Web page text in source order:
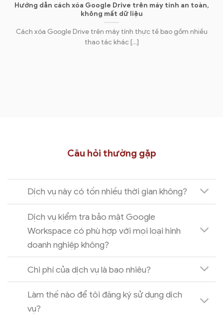
Hướng dẫn cách xóa Google Drive trên máy tính an toàn,
không mất dữ liệu
Cách xóa Google Drive trên máy tính thực tế bao gồm nhiều
thao tác khác [...]
Câu hỏi thường gặp
Dịch vụ này có tốn nhiều thời gian không?
Dịch vụ kiểm tra bảo mật Google
Workspace có phù hợp với mọi loại hình
doanh nghiệp không?
Chi phí của dịch vụ là bao nhiêu?
Làm thế nào để tôi đăng ký sử dụng dịch
vụ?